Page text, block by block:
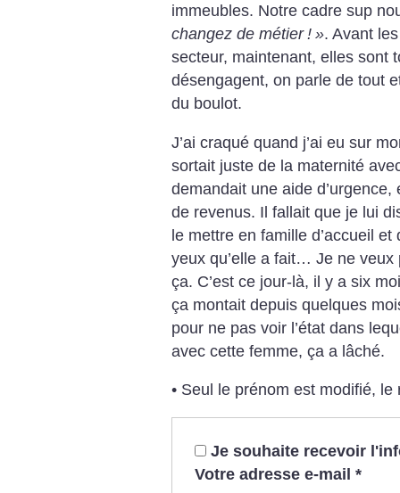
immeubles. Notre cadre sup
changez de métier ! ». Avant
secteur, maintenant, elles sont
désengagent, on parle de tout
du boulot.
J’ai craqué quand j’ai eu sur
sortait juste de la maternité
demandait une aide
de revenus. Il fallait que je lui
le mettre en famille d’accueil et
yeux qu’elle a fait… Je ne
ça. C’est ce jour-là, il y a six
ça montait depuis quelques
pour ne pas voir l’état dans
avec cette femme, ça a lâché.
• Seul le prénom est modifié,
Je souhaite recevoir
Votre adresse e-mail *